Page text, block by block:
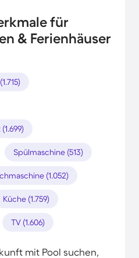
für
& Ferienhäuser
Spülmaschine (513)
(1.052)
Küche (1.759)
TV (1.606)
mit Pool suchen,